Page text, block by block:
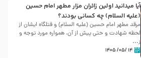
آیا میدانید اولین زائران مزار مطهر امام حسین
(علیه السلام) چه کسانی بودند؟
مرقد مطهر امام حسین (علیه السلام) و قتلگاه ایشان از
لحظه شهادت و حتی پیش از آن، همواره مورد توجه و
ز...
۱۴ /۰۵/ ۱۴۰۵